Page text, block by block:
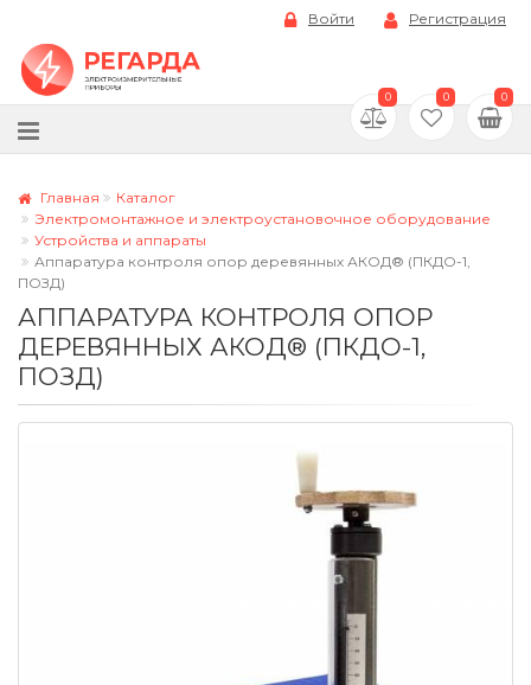
Войти Регистрация
0 0 0
Главная
Каталог
Электромонтажное и электроустановочное оборудование
Устройства и аппараты
Аппаратура контроля опор деревянных АКОД® (ПКДО-1,
ПОЗД)
АППАРАТУРА КОНТРОЛЯ ОПОР
ДЕРЕВЯННЫХ АКОД® (ПКДО-1,
ПОЗД)